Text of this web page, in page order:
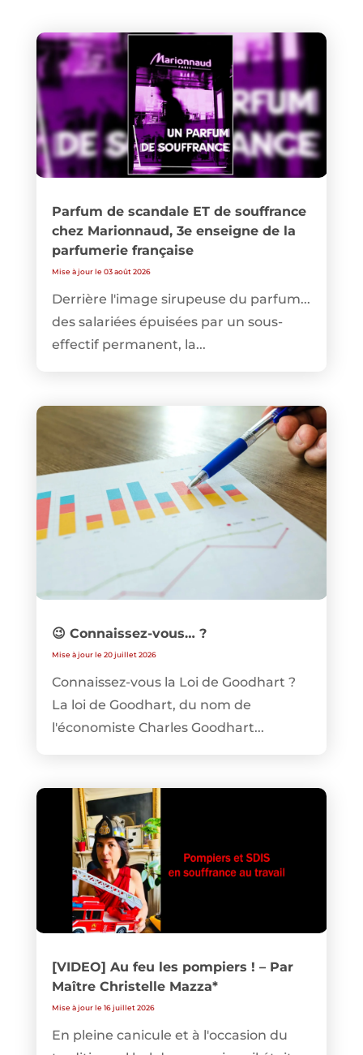
Parfum de scandale ET de souffrance
chez Marionnaud, 3e enseigne de la
parfumerie française
Mise à jour le 03 août 2026
Derrière l'image sirupeuse du parfum...
des salariées épuisées par un sous-
effectif permanent, la...
😉 Connaissez-vous… ?
Mise à jour le 20 juillet 2026
Connaissez-vous la Loi de Goodhart ?
La loi de Goodhart, du nom de
l'économiste Charles Goodhart...
[VIDEO] Au feu les pompiers ! – Par
Maître Christelle Mazza*
Mise à jour le 16 juillet 2026
En pleine canicule et à l'occasion du